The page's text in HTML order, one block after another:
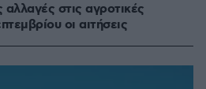
στις αγροτικές
οι αιτήσεις